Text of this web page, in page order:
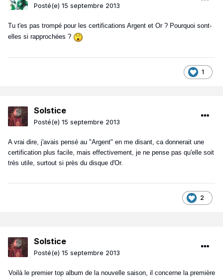
Posté(e) 15 septembre 2013
Tu t'es pas trompé pour les certifications Argent et Or ? Pourquoi sont-
elles si rapprochées ?
1
Solstice
Posté(e) 15 septembre 2013
A vrai dire, j'avais pensé au "Argent" en me disant, ca donnerait une
certification plus facile, mais effectivement, je ne pense pas qu'elle soit
très utile, surtout si près du disque d'Or.
2
Solstice
Posté(e) 15 septembre 2013
Voilà le premier top album de la nouvelle saison, il concerne la première